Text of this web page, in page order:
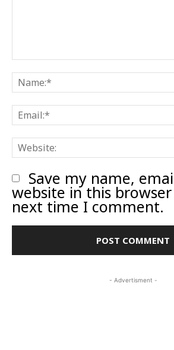
Comment:
Save my name,
website in this
next time I comment.
- Advertisment -